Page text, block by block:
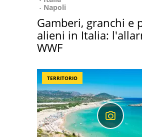
Napoli
Gamberi, granchi e
alieni in Italia:
WWF
TERRITORIO